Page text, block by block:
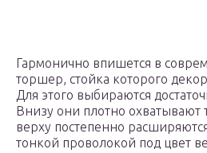
Гармонично впишется в
торшер, стойка которого
Для этого выбираются
Внизу они плотно
верху постепенно
тонкой проволокой под цвет